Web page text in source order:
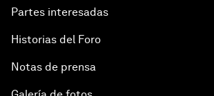
Partes interesadas
Historias del Foro
Notas de prensa